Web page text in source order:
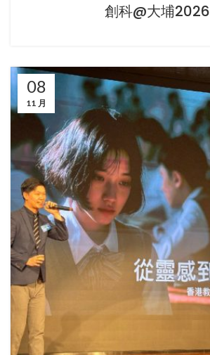
創科@大埔2026
08
11 月